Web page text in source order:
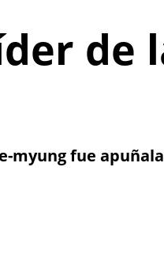
de
myung fue